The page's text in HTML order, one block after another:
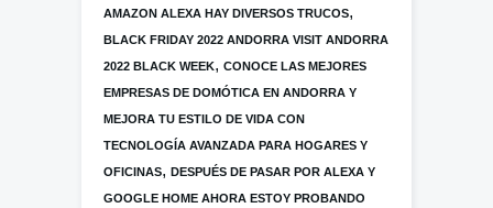
AMAZON ALEXA HAY DIVERSOS TRUCOS,
BLACK FRIDAY 2022 ANDORRA VISIT ANDORRA
2022 BLACK WEEK, CONOCE LAS MEJORES
EMPRESAS DE DOMÓTICA EN ANDORRA Y
MEJORA TU ESTILO DE VIDA CON
TECNOLOGÍA AVANZADA PARA HOGARES Y
OFICINAS, DESPUÉS DE PASAR POR ALEXA Y
GOOGLE HOME AHORA ESTOY PROBANDO